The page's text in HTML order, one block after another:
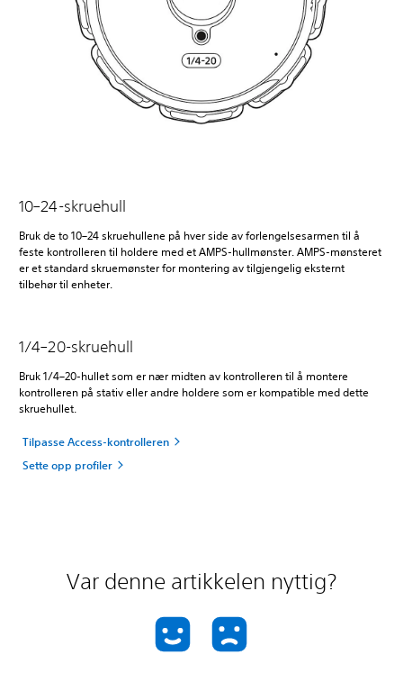
10–24-skruehull
Bruk de to 10–24 skruehullene på hver side av forlengelsesarmen til å
feste kontrolleren til holdere med et AMPS-hullmønster. AMPS-mønsteret
er et standard skruemønster for montering av tilgjengelig eksternt
tilbehør til enheter.
1/4–20-skruehull
Bruk 1/4–20-hullet som er nær midten av kontrolleren til å montere
kontrolleren på stativ eller andre holdere som er kompatible med dette
skruehullet.
Tilpasse Access-kontrolleren
Sette opp profiler
Var denne artikkelen nyttig?